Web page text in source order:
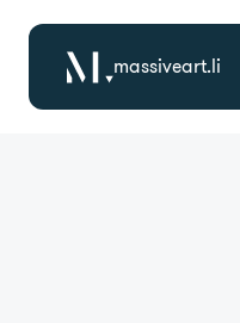
massiveart.li